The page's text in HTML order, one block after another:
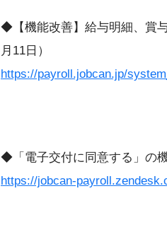
◆【機能改善】給与明細、賞
月11日）
https://payroll.jobcan.jp/
◆「電子交付に同意する」の
https://jobcan-